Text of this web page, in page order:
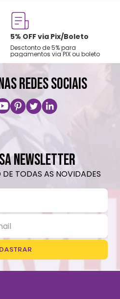
5% OFF via Pix/Boleto
Desctonto de 5% para
pagamentos via PIX ou boleto
REDES SOCIAIS
NEWSLETTER
DE TODAS AS NOVIDADES